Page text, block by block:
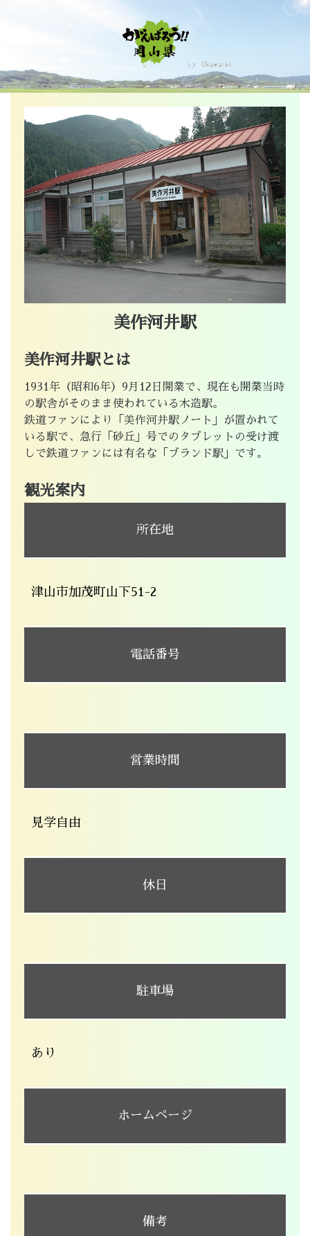
美作河井駅
美作河井駅とは
1931年（昭和6年）9月12日開業で、現在も開業当時
の駅舎がそのまま使われている木造駅。
鉄道ファンにより「美作河井駅ノート」が置かれて
いる駅で、急行「砂丘」号でのタブレットの受け渡
しで鉄道ファンには有名な「ブランド駅」です。
観光案内
所在地
津山市加茂町山下51-2
電話番号
営業時間
見学自由
休日
駐車場
あり
ホームページ
備考